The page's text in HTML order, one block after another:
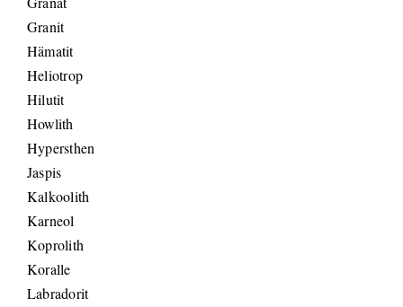
Granit
Hämatit
Heliotrop
Hilutit
Howlith
Hypersthen
Jaspis
Kalkoolith
Karneol
Koprolith
Koralle
Labradorit